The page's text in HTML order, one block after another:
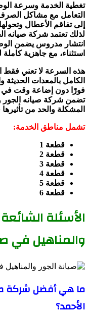
تغطية الخدمة وسرعة
التعامل مع مشاكل
إلى تفاقم الأعطال
لذلك تعتمد شركة صيانه
انتشار مدروس يضمن
استثناء، مع جاهزية
هذه السرعة لا تعني فقط
الكامل بالمعدات الحديثة
فورًا دون إضاعة وقت في
تضمن شركة صيانه الجور
المشكلة والحد من
تشمل مناطق الخدمة:
قطعة 1
قطعة 2
قطعة 3
قطعة 4
قطعة 5
قطعة 6
الأسئلة
والمناهيل في
ما هي أفضل شركة
الأحمد؟